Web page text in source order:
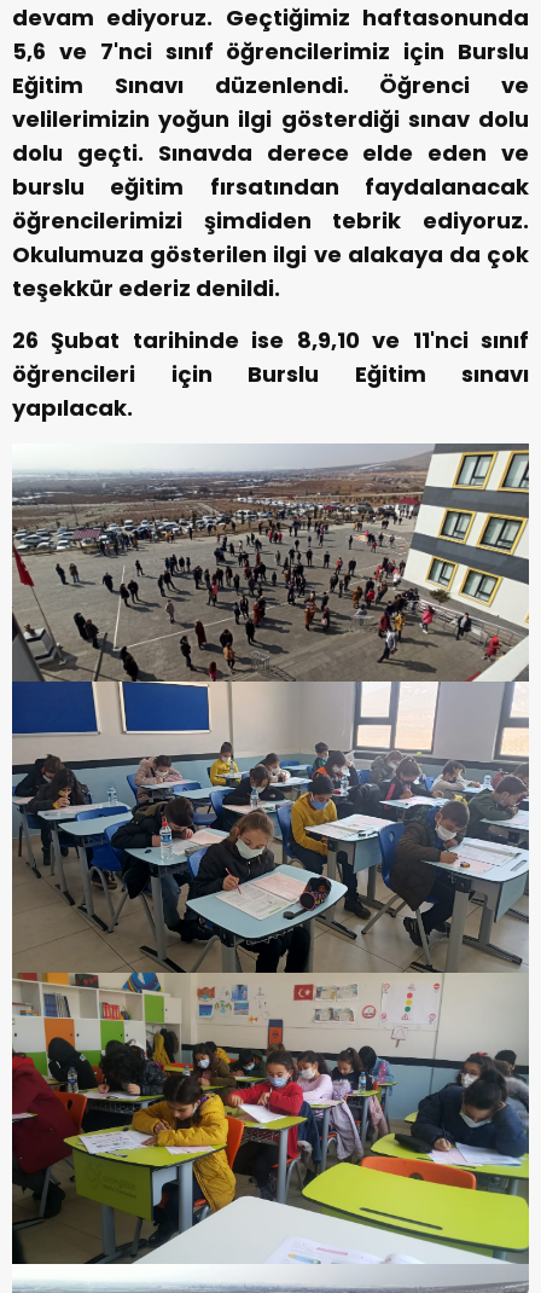
devam ediyoruz. Geçtiğimiz haftasonunda
5,6 ve 7'nci sınıf öğrencilerimiz için Burslu
Eğitim Sınavı düzenlendi. Öğrenci ve
velilerimizin yoğun ilgi gösterdiği sınav dolu
dolu geçti. Sınavda derece elde eden ve
burslu eğitim fırsatından faydalanacak
öğrencilerimizi şimdiden tebrik ediyoruz.
Okulumuza gösterilen ilgi ve alakaya da çok
teşekkür ederiz denildi.
26 Şubat tarihinde ise 8,9,10 ve 11'nci sınıf
öğrencileri için Burslu Eğitim sınavı
yapılacak.